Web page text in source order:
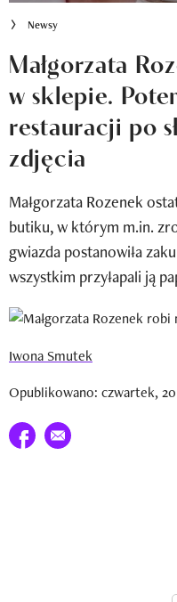
Newsy
Newsletter
Wizaz Summer Influ School
Mój profil / Zarejestruj się
Newsy
Małgorzata
w sklepie.
restauracji po
zdjęcia
Małgorzata Rozenek
butiku, w którym m.in.
gwiazda postanowiła
wszystkim przyłapali ją
Iwona Smutek
Opublikowano: czwartek, 20
Udostępnij na facebook
E-mail do przyjaciela